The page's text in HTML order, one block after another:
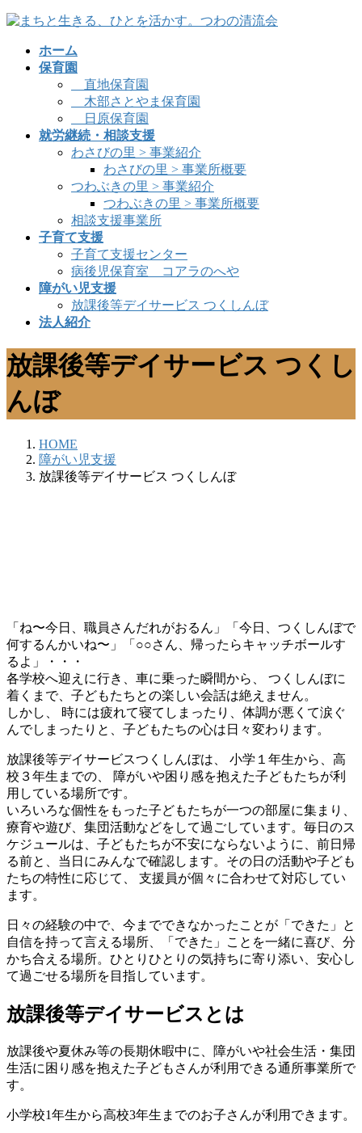
コ
ナ
ホーム
保育園
直地保育園
木部さとやま保育園
日原保育園
就労継続・相談支援
わさびの里 > 事業紹介
わさびの里 > 事業所概要
つわぶきの里 > 事業紹介
つわぶきの里 > 事業所概要
相談支援事業所
子育て支援
子育て支援センター
病後児保育室 コアラのへや
障がい児支援
放課後等デイサービス つくしんぼ
法人紹介
放課後等デイサービス つくし
んぼ
HOME
障がい児支援
放課後等デイサービス つくしんぼ
「ね〜今日、職員さんだれがおるん」「今日、つくしんぼで
何するんかいね〜」「○○さん、帰ったらキャッチボールす
るよ」・・・
各学校へ迎えに行き、車に乗った瞬間から、 つくしんぼに
着くまで、子どもたちとの楽しい会話は絶えません。
しかし、 時には疲れて寝てしまったり、体調が悪くて涙ぐ
んでしまったりと、子どもたちの心は日々変わります。
放課後等デイサービスつくしんぼは、 小学１年生から、高
校３年生までの、 障がいや困り感を抱えた子どもたちが利
用している場所です。
いろいろな個性をもった子どもたちが一つの部屋に集まり、
療育や遊び、集団活動などをして過ごしています。毎日のス
ケジュールは、子どもたちが不安にならないように、前日帰
る前と、当日にみんなで確認します。その日の活動や子ども
たちの特性に応じて、 支援員が個々に合わせて対応してい
ます。
日々の経験の中で、今までできなかったことが「できた」と
自信を持って言える場所、「できた」ことを一緒に喜び、分
かち合える場所。ひとりひとりの気持ちに寄り添い、安心し
て過ごせる場所を目指しています。
放課後等デイサービスとは
放課後や夏休み等の長期休暇中に、障がいや社会生活・集団
生活に困り感を抱えた子どもさんが利用できる通所事業所で
す。
小学校1年生から高校3年生までのお子さんが利用できます。